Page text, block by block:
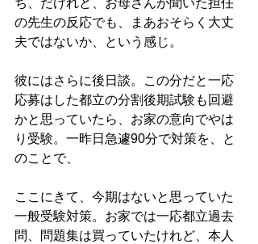
ち、だけれど、お母さんが聞いた担任
の先生の反応でも、まあおそらく大丈
夫ではないか、という感じ。
彼にはさらに後日談。この分だと一応
応募はした都立の分割後期試験も回避
かと思っていたら、お家の意向でやは
り受験。一昨日急遽90分で対策を、と
のことで、
ここにきて、今期はないと思っていた
一般受験対策。お家では一応都立過去
問、問題集は買っていたけれど、本人